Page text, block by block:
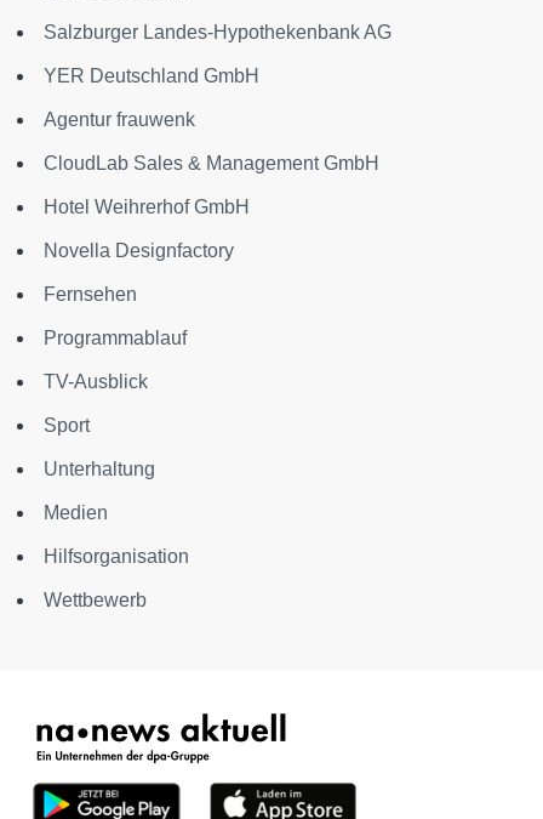
Salzburger Landes-Hypothekenbank AG
YER Deutschland GmbH
Agentur frauwenk
CloudLab Sales & Management GmbH
Hotel Weihrerhof GmbH
Novella Designfactory
Fernsehen
Programmablauf
TV-Ausblick
Sport
Unterhaltung
Medien
Hilfsorganisation
Wettbewerb